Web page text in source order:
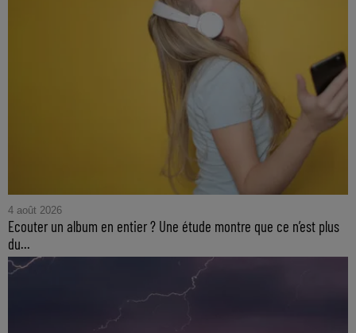
4 août 2026
Ecouter un album en entier ? Une étude montre que ce n’est plus
du...